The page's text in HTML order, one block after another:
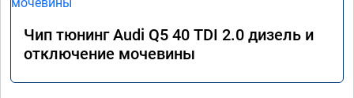
Чип тюнинг Audi Q5 40 TDI 2.0 дизель и
отключение мочевины